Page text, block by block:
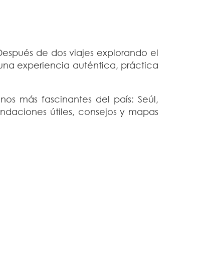
de dos viajes explorando el
experiencia auténtica, práctica
más fascinantes del país: Seúl,
útiles, consejos y mapas